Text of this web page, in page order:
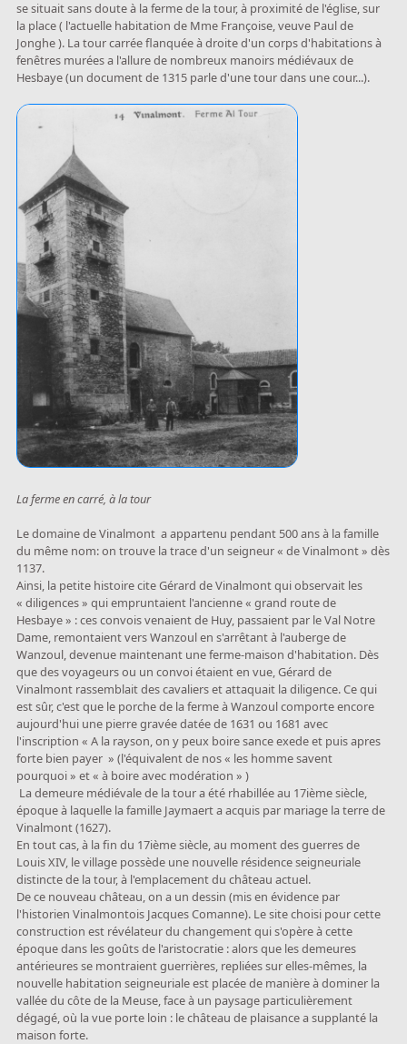
se situait sans doute à la ferme de la tour, à proximité de l'église, sur
la place ( l'actuelle habitation de Mme Françoise, veuve Paul de
Jonghe ). La tour carrée flanquée à droite d'un corps d'habitations à
fenêtres murées a l'allure de nombreux manoirs médiévaux de
Hesbaye (un document de 1315 parle d'une tour dans une cour...).
La ferme en carré, à la tour
Le domaine de Vinalmont a appartenu pendant 500 ans à la famille
du même nom: on trouve la trace d'un seigneur « de Vinalmont » dès
1137.
Ainsi, la petite histoire cite Gérard de Vinalmont qui observait les
« diligences » qui empruntaient l'ancienne « grand route de
Hesbaye » : ces convois venaient de Huy, passaient par le Val Notre
Dame, remontaient vers Wanzoul en s'arrêtant à l'auberge de
Wanzoul, devenue maintenant une ferme-maison d'habitation. Dès
que des voyageurs ou un convoi étaient en vue, Gérard de
Vinalmont rassemblait des cavaliers et attaquait la diligence. Ce qui
est sûr, c'est que le porche de la ferme à Wanzoul comporte encore
aujourd'hui une pierre gravée datée de 1631 ou 1681 avec
l'inscription « A la rayson, on y peux boire sance exede et puis apres
forte bien payer » (l'équivalent de nos « les homme savent
pourquoi » et « à boire avec modération » )
La demeure médiévale de la tour a été rhabillée au 17ième siècle,
époque à laquelle la famille Jaymaert a acquis par mariage la terre de
Vinalmont (1627).
En tout cas, à la fin du 17ième siècle, au moment des guerres de
Louis XIV, le village possède une nouvelle résidence seigneuriale
distincte de la tour, à l'emplacement du château actuel.
De ce nouveau château, on a un dessin (mis en évidence par
l'historien Vinalmontois Jacques Comanne). Le site choisi pour cette
construction est révélateur du changement qui s'opère à cette
époque dans les goûts de l'aristocratie : alors que les demeures
antérieures se montraient guerrières, repliées sur elles-mêmes, la
nouvelle habitation seigneuriale est placée de manière à dominer la
vallée du côte de la Meuse, face à un paysage particulièrement
dégagé, où la vue porte loin : le château de plaisance a supplanté la
maison forte.